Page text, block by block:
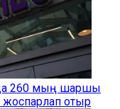
260 мың шаршы
отыр